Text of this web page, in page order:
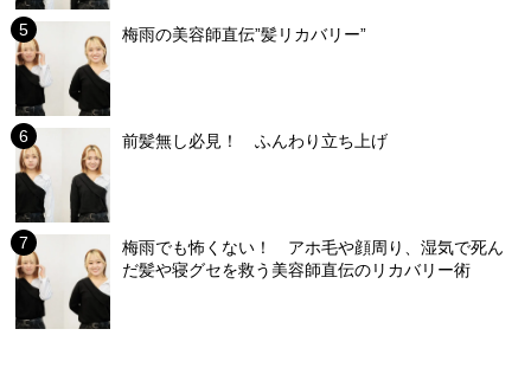
梅雨の美容師直伝”髪リカバリー”
前髪無し必見！ ふんわり立ち上げ
梅雨でも怖くない！ アホ毛や顔周り、湿気で死ん
だ髪や寝グセを救う美容師直伝のリカバリー術